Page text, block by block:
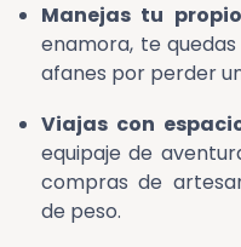
Manejas tu
enamora, te
afanes por perder
Viajas con
equipaje de
compras de
de peso.